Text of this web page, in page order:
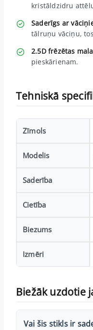
kristāldzidru
Saderīgs ar
tālruņu vāciņu,
2.5D frēzētas
pieskārienam.
Tehniskā
Zīmols
Modelis
Saderība
Cietība
Biezums
Izmēri
Biežāk uzdotie
Vai šis stikls ir